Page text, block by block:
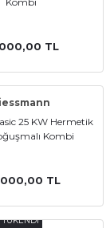
TL
25 KW Hermetik
Kombi
TL
TÜKENDİ